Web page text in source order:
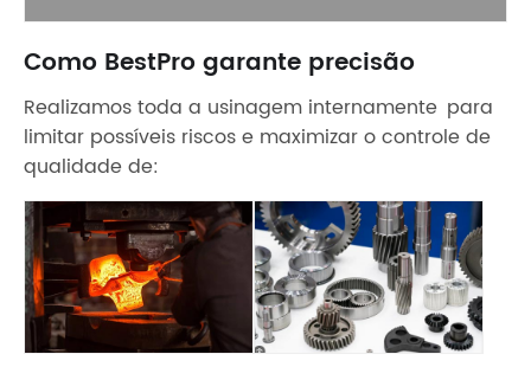
Como BestPro garante precisão
Realizamos toda a usinagem internamente para
limitar possíveis riscos e maximizar o controle de
qualidade de: